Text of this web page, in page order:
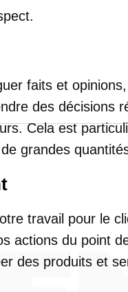
faits et
des décisions
Cela est
grandes
travail pour le
actions du point
des produits et